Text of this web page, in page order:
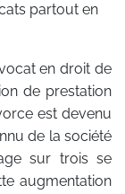
partout en
en droit de
de prestation
est devenu
de la société
sur trois se
augmentation